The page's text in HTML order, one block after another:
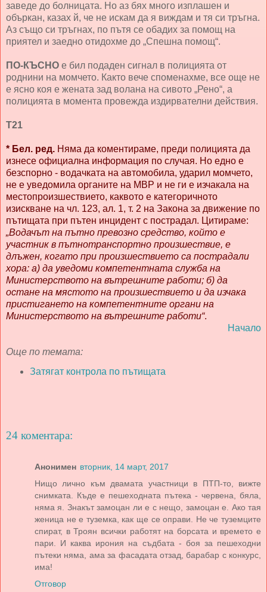
заведе до болницата. Но аз бях много изплашен и
объркан, казах й, че не искам да я виждам и тя си тръгна.
Аз също си тръгнах, по пътя се обадих за помощ на
приятел и заедно отидохме до „Спешна помощ“.
ПО-КЪСНО е бил подаден сигнал в полицията от
роднини на момчето. Както вече споменахме, все още не
е ясно коя е жената зад волана на сивото „Рено“, а
полицията в момента провежда издирвателни действия.
Т21
* Бел. ред. Няма да коментираме, преди полицията да
изнесе официална информация по случая. Но едно е
безспорно - водачката на автомобила, ударил момчето,
не е уведомила органите на МВР и не ги е изчакала на
местопроизшествието, каквото е категоричното
изискване на чл. 123, ал. 1, т. 2 на Закона за движение по
пътищата при пътен инцидент с пострадал. Цитираме:
„Водачът на пътно превозно средство, който е
участник в пътнотранспортно произшествие, е
длъжен, когато при произшествието са пострадали
хора: а) да уведоми компетентната служба на
Министерството на вътрешните работи; б) да
остане на мястото на произшествието и да изчака
пристигането на компетентните органи на
Министерството на вътрешните работи“.
Начало
Още по темата:
Затягат контрола по пътищата
24 коментара:
Анонимен вторник, 14 март, 2017
Нищо лично към двамата участници в ПТП-то, вижте
снимката. Къде е пешеходната пътека - червена, бяла,
няма я. Знакът замоцан ли е с нещо, замоцан е. Ако тая
женица не е туземка, как ще се оправи. Не че туземците
спират, в Троян всички работят на борсата и времето е
пари. И каква ирония на съдбата - боя за пешеходни
пътеки няма, ама за фасадата отзад, барабар с конкурс,
има!
Отговор